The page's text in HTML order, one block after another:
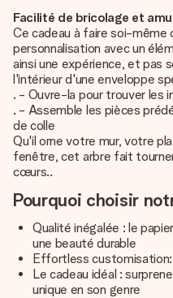
Facilité de bricolage et
Ce cadeau à faire soi-même
personnalisation avec un
ainsi une expérience, et pas
l'intérieur d'une enveloppe
. - Ouvre-la pour trouver les
. - Assemble les pièces
de colle
Qu'il orne votre mur, votre
fenêtre, cet arbre fait
cœurs..
Pourquoi choisir
Qualité inégalée : le
une beauté durable
Effortless customisation:
Le cadeau idéal :
unique en son genre